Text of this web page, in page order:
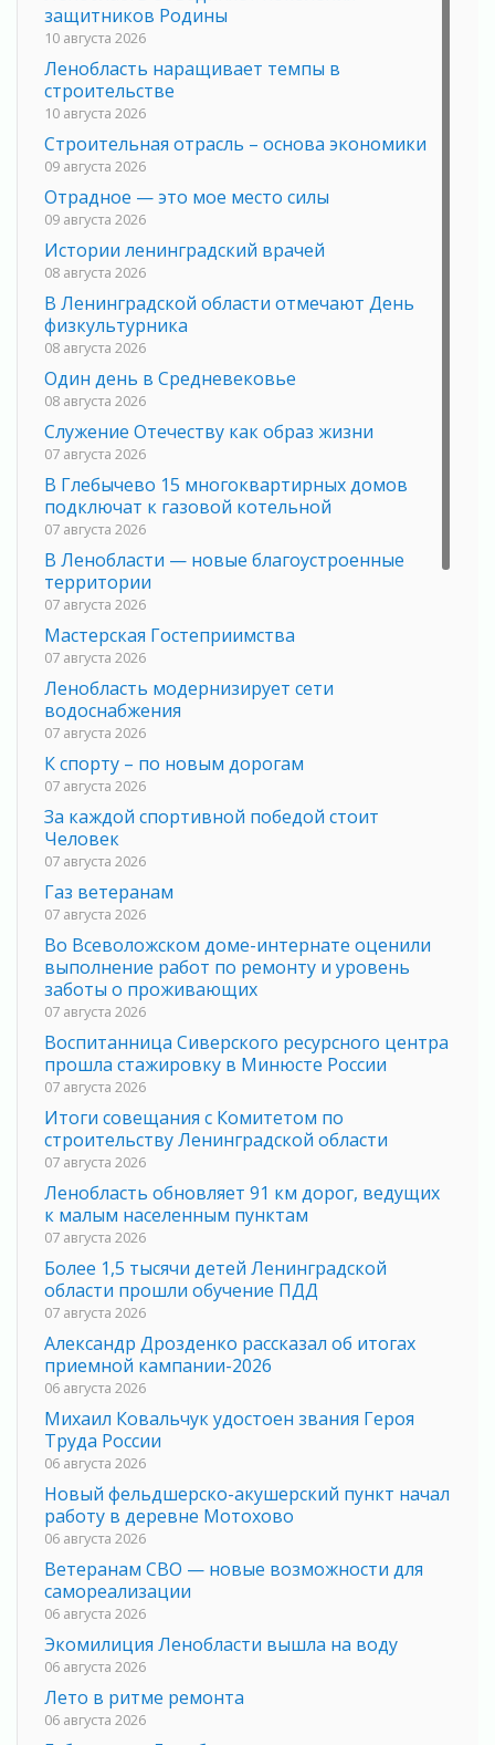
защитников Родины
10 августа 2026
Ленобласть наращивает темпы в
строительстве
10 августа 2026
Строительная отрасль – основа экономики
09 августа 2026
Отрадное — это мое место силы
09 августа 2026
Истории ленинградский врачей
08 августа 2026
В Ленинградской области отмечают День
физкультурника
08 августа 2026
Один день в Средневековье
08 августа 2026
Служение Отечеству как образ жизни
07 августа 2026
В Глебычево 15 многоквартирных домов
подключат к газовой котельной
07 августа 2026
В Ленобласти — новые благоустроенные
территории
07 августа 2026
Мастерская Гостеприимства
07 августа 2026
Ленобласть модернизирует сети
водоснабжения
07 августа 2026
К спорту – по новым дорогам
07 августа 2026
За каждой спортивной победой стоит
Человек
07 августа 2026
Газ ветеранам
07 августа 2026
Во Всеволожском доме-интернате оценили
выполнение работ по ремонту и уровень
заботы о проживающих
07 августа 2026
Воспитанница Сиверского ресурсного центра
прошла стажировку в Минюсте России
07 августа 2026
Итоги совещания с Комитетом по
строительству Ленинградской области
07 августа 2026
Ленобласть обновляет 91 км дорог, ведущих
к малым населенным пунктам
07 августа 2026
Более 1,5 тысячи детей Ленинградской
области прошли обучение ПДД
07 августа 2026
Александр Дрозденко рассказал об итогах
приемной кампании-2026
06 августа 2026
Михаил Ковальчук удостоен звания Героя
Труда России
06 августа 2026
Новый фельдшерско-акушерский пункт начал
работу в деревне Мотохово
06 августа 2026
Ветеранам СВО — новые возможности для
самореализации
06 августа 2026
Экомилиция Ленобласти вышла на воду
06 августа 2026
Лето в ритме ремонта
06 августа 2026